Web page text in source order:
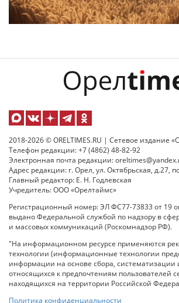
2018-2026 © ORELTIMES.RU | Сетевое издание
Телефон редакции: +7 (4862) 48-82-92
Электронная почта редакции:
Адрес редакции: г. Орел, ул. Октябрьская, д.27,
Главный редактор: Е. Н. Годлевская
Учредитель: ООО «Орелтаймс»
Регистрационный номер: ЭЛ ФС77-73833 от 19
выдано Федеральной службой по надзору в
и массовых коммуникаций (Роскомнадзор РФ).
"На информационном ресурсе применяются
технологии (информационные технологии
информации на основе сбора, систематизации
относящихся к предпочтениям пользователей
находящихся на территории Российской
Политика конфиденциальности